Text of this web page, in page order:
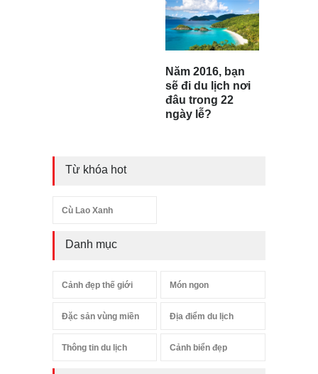
Năm 2016, bạn
sẽ đi du lịch nơi
đâu trong 22
ngày lễ?
Từ khóa hot
Cù Lao Xanh
Danh mục
Cảnh đẹp thế giới Món ngon
Đặc sản vùng miền Địa điểm du lịch
Thông tin du lịch Cảnh biển đẹp